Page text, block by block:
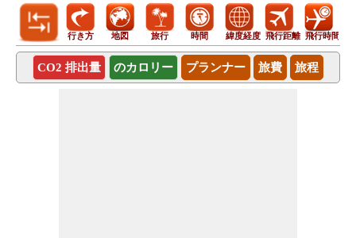
行き方 地図 旅行 時間 緯度経度 飛行距離 飛行時間
CO2 排出量 のカロリー プランナー 旅費 旅程